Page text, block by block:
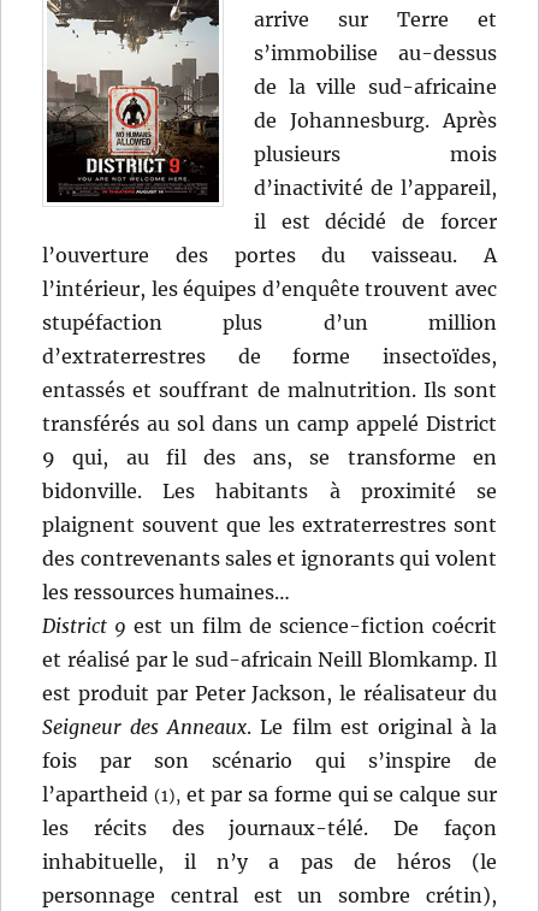
arrive sur Terre et
s’immobilise au-dessus
de la ville sud-africaine
de Johannesburg. Après
plusieurs mois
d’inactivité de l’appareil,
il est décidé de forcer
l’ouverture des portes du vaisseau. A
l’intérieur, les équipes d’enquête trouvent avec
stupéfaction plus d’un million
d’extraterrestres de forme insectoïdes,
entassés et souffrant de malnutrition. Ils sont
transférés au sol dans un camp appelé District
9 qui, au fil des ans, se transforme en
bidonville. Les habitants à proximité se
plaignent souvent que les extraterrestres sont
des contrevenants sales et ignorants qui volent
les ressources humaines…
District 9 est un film de science-fiction coécrit
et réalisé par le sud-africain Neill Blomkamp. Il
est produit par Peter Jackson, le réalisateur du
Seigneur des Anneaux. Le film est original à la
fois par son scénario qui s’inspire de
l’apartheid(1), et par sa forme qui se calque sur
les récits des journaux-télé. De façon
inhabituelle, il n’y a pas de héros (le
personnage central est un sombre crétin),